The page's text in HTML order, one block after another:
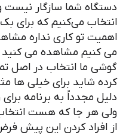
دستگاه شما سازگار نیست و
انتخاب می‌کنیم که برای
اهمیت تو کاری نداره
می کنیم مشاهده می کنید
گوشی ما انتخاب در اصل
کرده شاید برای خیلی ها
دلیل مجدداً به برنامه
ولی هر جا که هست
از افراد کردن این پیش